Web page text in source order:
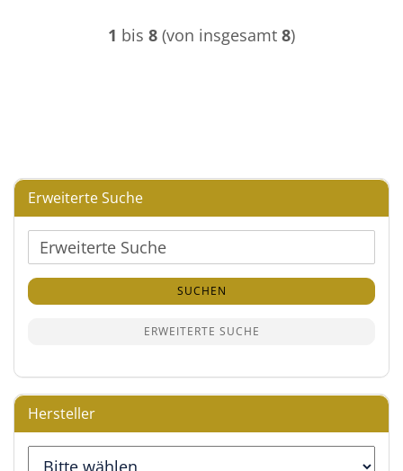
1 bis 8 (von insgesamt 8)
Erweiterte Suche
Erweiterte
Suche
SUCHEN
ERWEITERTE SUCHE
Hersteller